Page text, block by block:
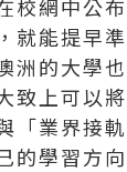
校網中公
就能提早準
洲的大學
致上可以
「業界接
的學習方